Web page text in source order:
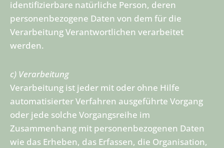
identifizierbare natürliche Person, deren
personenbezogene Daten von dem für die
Verarbeitung Verantwortlichen verarbeitet
werden.
c) Verarbeitung
Verarbeitung ist jeder mit oder ohne Hilfe
automatisierter Verfahren ausgeführte Vorgang
oder jede solche Vorgangsreihe im
Zusammenhang mit personenbezogenen Daten
wie das Erheben, das Erfassen, die Organisation,